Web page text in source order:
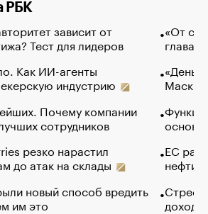
РБК
зависит от
Тест для лидеров
Как ИИ-агенты
индустрию
Почему компании
сотрудников
резко нарастил
до атак на склады
новый способ вредить
им это
«От
глава
Маск в
основ
ЕС
нефти